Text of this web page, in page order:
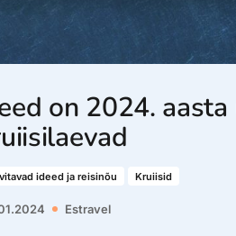
on 2024. aasta
ideed ja reisinõu Kruiisid
Estravel